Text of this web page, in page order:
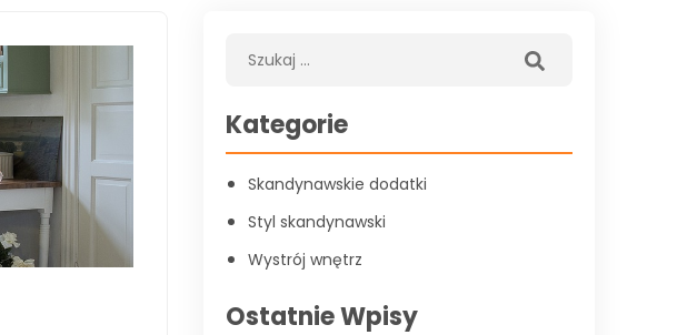
Kategorie
Skandynawskie dodatki
Styl skandynawski
Wystrój wnętrz
Ostatnie Wpisy